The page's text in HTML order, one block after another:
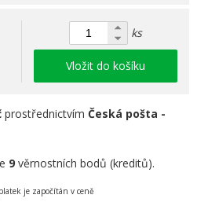
ks
Vložit do košíku
prostřednictvím Česká pošta -
9 věrnostních bodů (kreditů).
je započítán v ceně